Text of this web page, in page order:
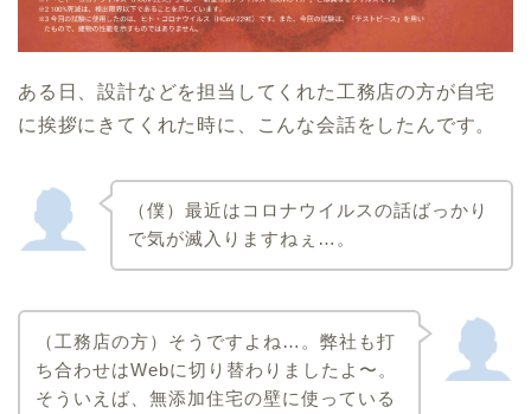
ある日、設計などを担当してくれた工務店の方が自宅
に挨拶にきてくれた時に、こんな会話をしたんです。
（僕）最近はコロナウイルスの話ばっかり
で気が滅入りますねぇ…。
（工務店の方）そうですよね…。弊社も打
ち合わせはWebに切り替わりましたよ〜。
そういえば、無添加住宅の壁に使っている